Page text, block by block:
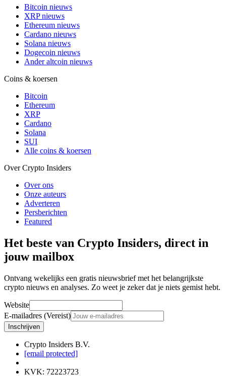
Bitcoin nieuws
XRP nieuws
Ethereum nieuws
Cardano nieuws
Solana nieuws
Dogecoin nieuws
Ander altcoin nieuws
Coins & koersen
Bitcoin
Ethereum
XRP
Cardano
Solana
SUI
Alle coins & koersen
Over Crypto Insiders
Over ons
Onze auteurs
Adverteren
Persberichten
Featured
Het beste van Crypto Insiders, direct in
jouw mailbox
Ontvang wekelijks een gratis nieuwsbrief met het belangrijkste
crypto nieuws en analyses. Zo weet je zeker dat je niets gemist hebt.
Website
E-mailadres (Vereist)
Inschrijven
Crypto Insiders B.V.
[email protected]
KVK: 72223723